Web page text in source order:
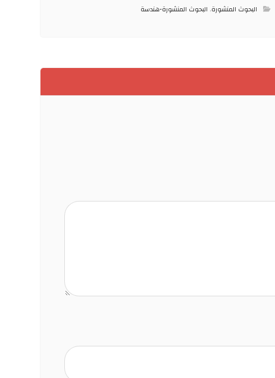
البحوث المنشورة, البحوث المنشورة-هندسة